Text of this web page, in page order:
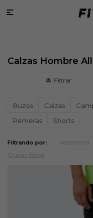

Calzas Hombre
Buzos Calzas
Remeras
Shorts
Filtrando por: Vestimenta
Quitar filtros